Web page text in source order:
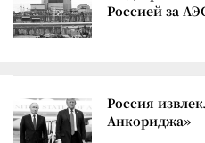
Россией за
Россия
Анкориджа»